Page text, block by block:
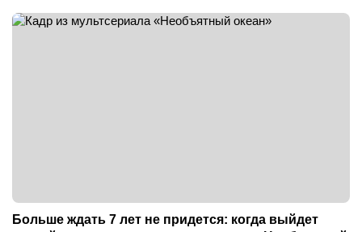
Больше ждать 7 лет не придется: когда выйдет